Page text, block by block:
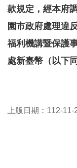
福
利
服
務
重
區
款規定，經本府
園市政府處理違
福利機講暨保護
處新臺幣（以下
上版日期：112-11-